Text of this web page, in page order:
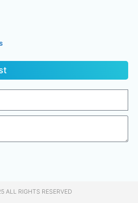
ALL RIGHTS RESERVED​